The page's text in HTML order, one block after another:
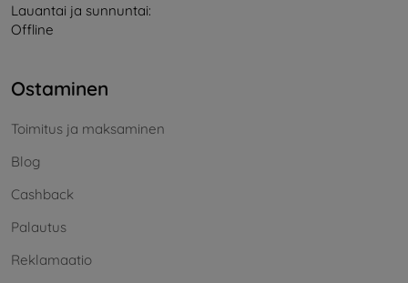
Lauantai ja sunnuntai:
Offline
Ostaminen
Toimitus ja maksaminen
Blog
Cashback
Palautus
Reklamaatio